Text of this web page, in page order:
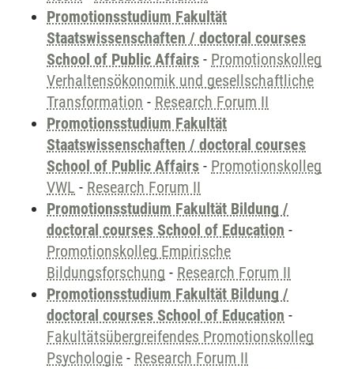
Promotionsstudium Fakultät
Staatswissenschaften / doctoral courses
School of Public Affairs - Promotionskolleg
Verhaltensökonomik und gesellschaftliche
Transformation - Research Forum II
Promotionsstudium Fakultät
Staatswissenschaften / doctoral courses
School of Public Affairs - Promotionskolleg
VWL - Research Forum II
Promotionsstudium Fakultät Bildung /
doctoral courses School of Education -
Promotionskolleg Empirische
Bildungsforschung - Research Forum II
Promotionsstudium Fakultät Bildung /
doctoral courses School of Education -
Fakultätsübergreifendes Promotionskolleg
Psychologie - Research Forum II